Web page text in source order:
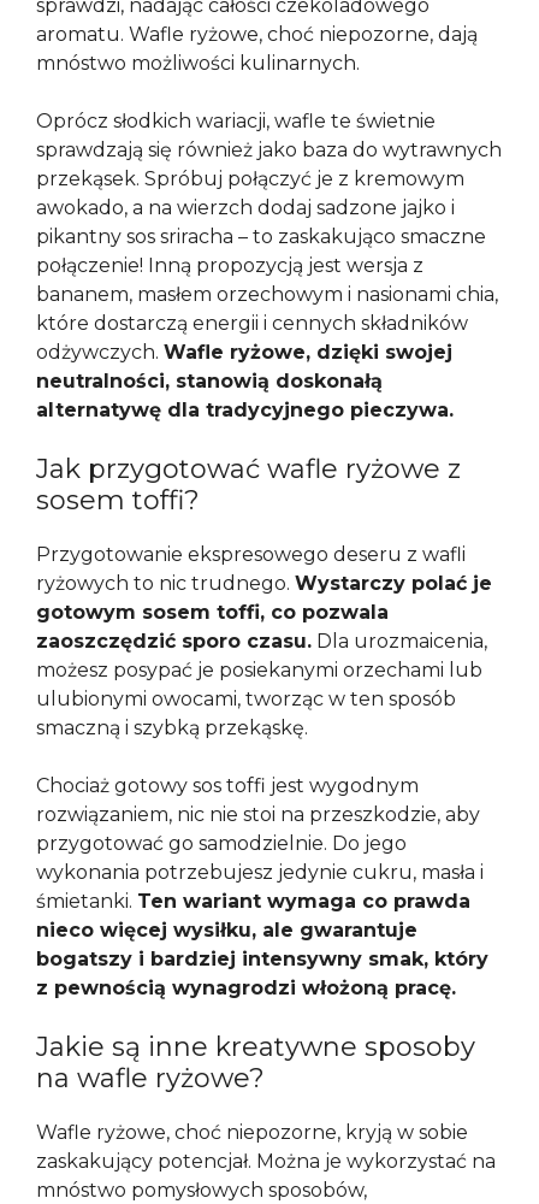
sprawdzi, nadając całości czekoladowego
aromatu. Wafle ryżowe, choć niepozorne, dają
mnóstwo możliwości kulinarnych.
Oprócz słodkich wariacji, wafle te świetnie
sprawdzają się również jako baza do wytrawnych
przekąsek. Spróbuj połączyć je z kremowym
awokado, a na wierzch dodaj sadzone jajko i
pikantny sos sriracha – to zaskakująco smaczne
połączenie! Inną propozycją jest wersja z
bananem, masłem orzechowym i nasionami chia,
które dostarczą energii i cennych składników
odżywczych. Wafle ryżowe, dzięki swojej
neutralności, stanowią doskonałą
alternatywę dla tradycyjnego pieczywa.
Jak przygotować wafle ryżowe z
sosem toffi?
Przygotowanie ekspresowego deseru z wafli
ryżowych to nic trudnego. Wystarczy polać je
gotowym sosem toffi, co pozwala
zaoszczędzić sporo czasu. Dla urozmaicenia,
możesz posypać je posiekanymi orzechami lub
ulubionymi owocami, tworząc w ten sposób
smaczną i szybką przekąskę.
Chociaż gotowy sos toffi jest wygodnym
rozwiązaniem, nic nie stoi na przeszkodzie, aby
przygotować go samodzielnie. Do jego
wykonania potrzebujesz jedynie cukru, masła i
śmietanki. Ten wariant wymaga co prawda
nieco więcej wysiłku, ale gwarantuje
bogatszy i bardziej intensywny smak, który
z pewnością wynagrodzi włożoną pracę.
Jakie są inne kreatywne sposoby
na wafle ryżowe?
Wafle ryżowe, choć niepozorne, kryją w sobie
zaskakujący potencjał. Można je wykorzystać na
mnóstwo pomysłowych sposobów,